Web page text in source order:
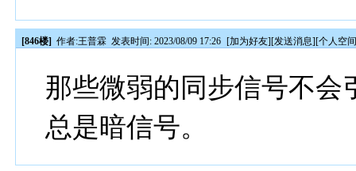
[846楼] 作者:王普霖 发表时间: 2023/08/09 17:26 [加为好友][发送消息][个人空
那些微弱的同步信号不会
总是暗信号。